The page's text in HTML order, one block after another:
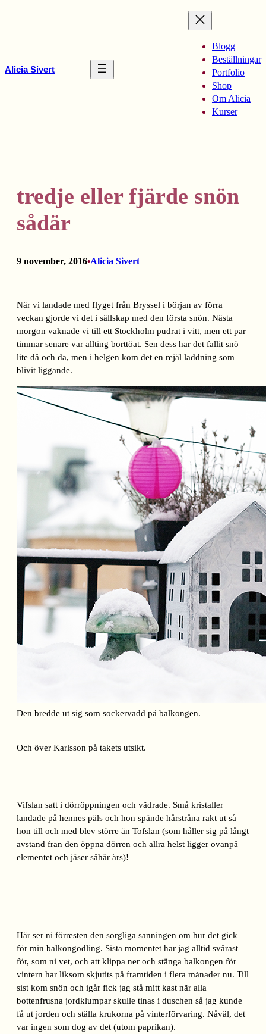
Alicia Sivert
Blogg
Beställningar
Portfolio
Shop
Om Alicia
Kurser
tredje eller fjärde snön
sådär
9 november, 2016•Alicia Sivert
När vi landade med flyget från Bryssel i början av förra
veckan gjorde vi det i sällskap med den första snön. Nästa
morgon vaknade vi till ett Stockholm pudrat i vitt, men ett par
timmar senare var allting borttöat. Sen dess har det fallit snö
lite då och då, men i helgen kom det en rejäl laddning som
blivit liggande.
Den bredde ut sig som sockervadd på balkongen.
Och över Karlsson på takets utsikt.
Vifslan satt i dörröppningen och vädrade. Små kristaller
landade på hennes päls och hon spände hårstråna rakt ut så
hon till och med blev större än Tofslan (som håller sig på långt
avstånd från den öppna dörren och allra helst ligger ovanpå
elementet och jäser såhär års)!
Här ser ni förresten den sorgliga sanningen om hur det gick
för min balkongodling. Sista momentet har jag alltid svårast
för, som ni vet, och att klippa ner och stänga balkongen för
vintern har liksom skjutits på framtiden i flera månader nu. Till
sist kom snön och igår fick jag stå mitt kast när alla
bottenfrusna jordklumpar skulle tinas i duschen så jag kunde
få ut jorden och ställa krukorna på vinterförvaring. Nåväl, det
var ingen som dog av det (utom paprikan).